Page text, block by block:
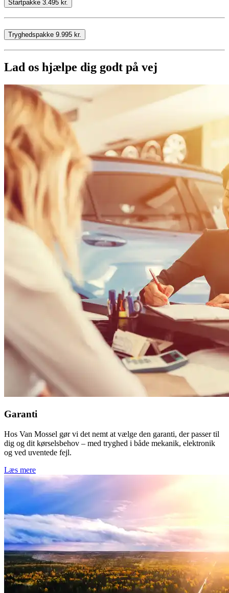
Startpakke 3.495 kr.
Tryghedspakke 9.995 kr.
Lad os hjælpe dig godt på vej
Garanti
Hos Van Mossel gør vi det nemt at vælge den garanti, der passer til
dig og dit kørselsbehov – med tryghed i både mekanik, elektronik
og ved uventede fejl.
Læs mere